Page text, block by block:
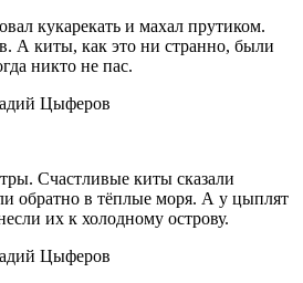
кукарекать и махал прутиком.
А киты, как это ни странно, были
никто не пас.
Счастливые киты сказали
обратно в тёплые моря. А у цыплят
их к холодному острову.